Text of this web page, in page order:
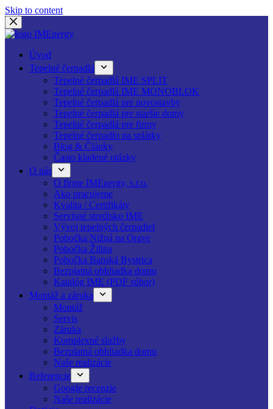
Skip to content
Úvod
Tepelné čerpadlá
Tepelné čerpadlá IME SPLIT
Tepelné čerpadlá IME MONOBLOK
Tepelné čerpadlá pre novostavby
Tepelné čerpadlá pre staršie domy
Tepelné čerpadlá pre firmy
Tepelné čerpadlo na splátky
Blog & Články
Často kladené otázky
O nás
O firme IMEnergy, s.r.o.
Ako pracujeme
Kvalita / Certifikáty
Servisné stredisko IME
Vývoj tepelných čerpadiel
Pobočka Nižná na Orave
Pobočka Žilina
Pobočka Banská Bystrica
Bezplatná obhliadka domu
Katalóg IME (PDF súbor)
Montáž a záruka
Montáž
Servis
Záruka
Komplexné služby
Bezplatná obhliadka domu
Naše realizácie
Referencie
Google recenzie
Naše realizácie